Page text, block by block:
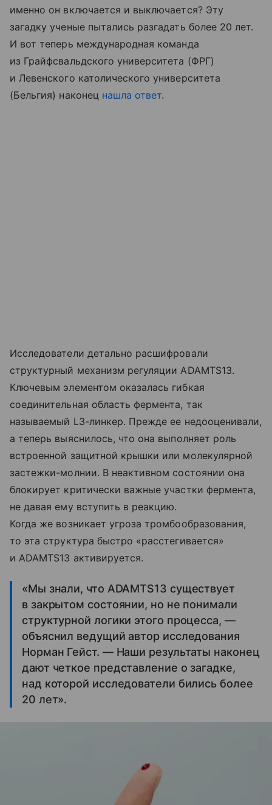
именно он включается и выключается? Эту
загадку ученые пытались разгадать более 20 лет.
И вот теперь международная команда
из Грайфсвальдского университета (ФРГ)
и Левенского католического университета
(Бельгия) наконец нашла ответ.
Исследователи детально расшифровали
структурный механизм регуляции ADAMTS13.
Ключевым элементом оказалась гибкая
соединительная область фермента, так
называемый L3-линкер. Прежде ее недооценивали,
а теперь выяснилось, что она выполняет роль
встроенной защитной крышки или молекулярной
застежки-молнии. В неактивном состоянии она
блокирует критически важные участки фермента,
не давая ему вступить в реакцию.
Когда же возникает угроза тромбообразования,
то эта структура быстро «расстегивается»
и ADAMTS13 активируется.
«Мы знали, что ADAMTS13 существует
в закрытом состоянии, но не понимали
структурной логики этого процесса, —
объяснил ведущий автор исследования
Норман Гейст. — Наши результаты наконец
дают четкое представление о загадке,
над которой исследователи бились более
20 лет».